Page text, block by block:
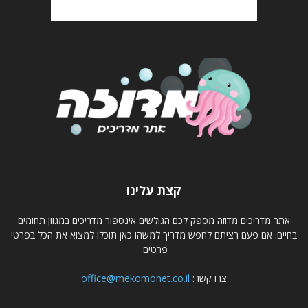
קצת עלינו
אתר מדריכים מדוזה מספק לכם הגולשים אינספור מדריכים במגוון תחומים
בחיים. אם פעם רציתם לחפש מדריך למשהו כאן תוכלו למצוא את הכל בפרטי
פרטים.
צרו קשר: office@mekomonet.co.il